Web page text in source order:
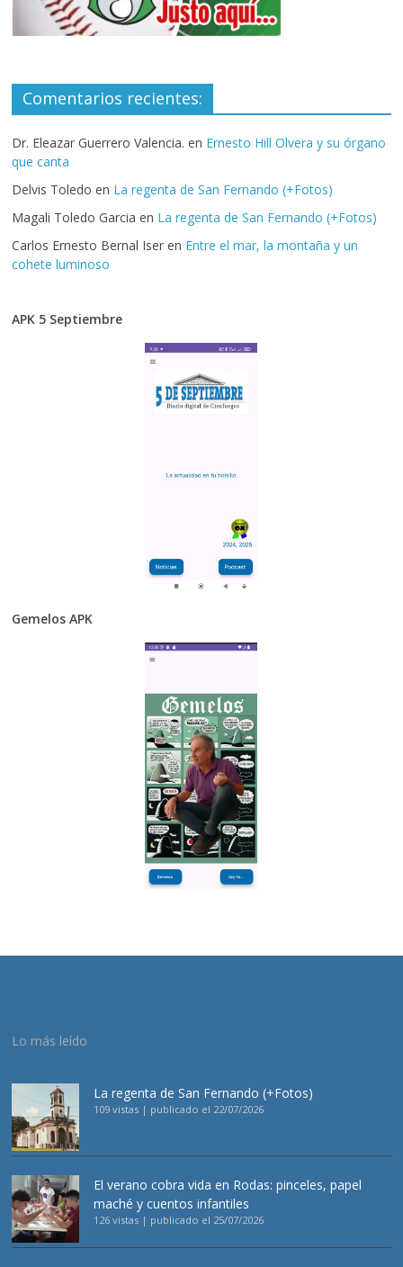
Comentarios recientes:
Dr. Eleazar Guerrero Valencia. en Ernesto Hill Olvera y su órgano
que canta
Delvis Toledo en La regenta de San Fernando (+Fotos)
Magali Toledo Garcia en La regenta de San Fernando (+Fotos)
Carlos Ernesto Bernal Iser en Entre el mar, la montaña y un
cohete luminoso
APK 5 Septiembre
Gemelos APK
Lo más leído
La regenta de San Fernando (+Fotos)
109 vistas | publicado el 22/07/2026
El verano cobra vida en Rodas: pinceles, papel
maché y cuentos infantiles
126 vistas | publicado el 25/07/2026